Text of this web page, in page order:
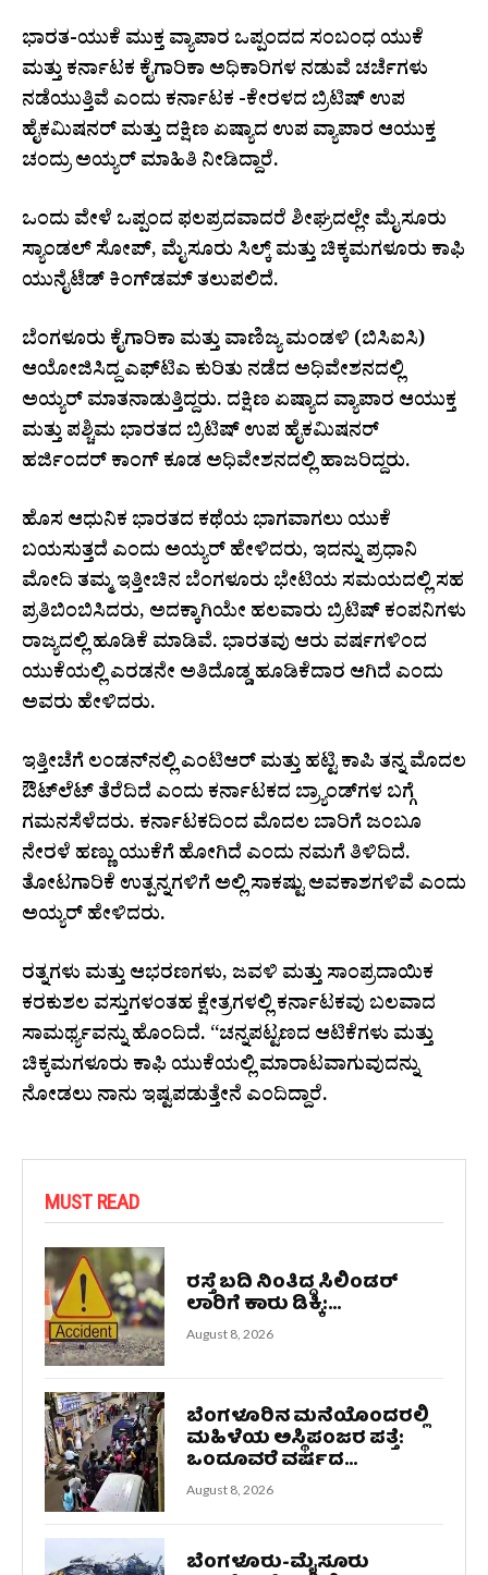
ಭಾರತ-ಯುಕೆ ಮುಕ್ತ ವ್ಯಾಪಾರ ಒಪ್ಪಂದದ ಸಂಬಂಧ ಯುಕೆ
ಮತ್ತು ಕರ್ನಾಟಕ ಕೈಗಾರಿಕಾ ಅಧಿಕಾರಿಗಳ ನಡುವೆ ಚರ್ಚೆಗಳು
ನಡೆಯುತ್ತಿವೆ ಎಂದು ಕರ್ನಾಟಕ -ಕೇರಳದ ಬ್ರಿಟಿಷ್ ಉಪ
ಹೈಕಮಿಷನರ್ ಮತ್ತು ದಕ್ಷಿಣ ಏಷ್ಯಾದ ಉಪ ವ್ಯಾಪಾರ ಆಯುಕ್ತ
ಚಂದ್ರು ಅಯ್ಯರ್ ಮಾಹಿತಿ ನೀಡಿದ್ದಾರೆ.
ಒಂದು ವೇಳೆ ಒಪ್ಪಂದ ಫಲಪ್ರದವಾದರೆ ಶೀಘ್ರದಲ್ಲೇ ಮೈಸೂರು
ಸ್ಯಾಂಡಲ್ ಸೋಪ್, ಮೈಸೂರು ಸಿಲ್ಕ್ ಮತ್ತು ಚಿಕ್ಕಮಗಳೂರು ಕಾಫಿ
ಯುನೈಟೆಡ್ ಕಿಂಗ್‌ಡಮ್ ತಲುಪಲಿದೆ.
ಬೆಂಗಳೂರು ಕೈಗಾರಿಕಾ ಮತ್ತು ವಾಣಿಜ್ಯ ಮಂಡಳಿ (ಬಿಸಿಐಸಿ)
ಆಯೋಜಿಸಿದ್ದ ಎಫ್‌ಟಿಎ ಕುರಿತು ನಡೆದ ಅಧಿವೇಶನದಲ್ಲಿ
ಅಯ್ಯರ್ ಮಾತನಾಡುತ್ತಿದ್ದರು. ದಕ್ಷಿಣ ಏಷ್ಯಾದ ವ್ಯಾಪಾರ ಆಯುಕ್ತ
ಮತ್ತು ಪಶ್ಚಿಮ ಭಾರತದ ಬ್ರಿಟಿಷ್ ಉಪ ಹೈಕಮಿಷನರ್
ಹರ್ಜಿಂದರ್ ಕಾಂಗ್ ಕೂಡ ಅಧಿವೇಶನದಲ್ಲಿ ಹಾಜರಿದ್ದರು.
ಹೊಸ ಆಧುನಿಕ ಭಾರತದ ಕಥೆಯ ಭಾಗವಾಗಲು ಯುಕೆ
ಬಯಸುತ್ತದೆ ಎಂದು ಅಯ್ಯರ್ ಹೇಳಿದರು, ಇದನ್ನು ಪ್ರಧಾನಿ
ಮೋದಿ ತಮ್ಮ ಇತ್ತೀಚಿನ ಬೆಂಗಳೂರು ಭೇಟಿಯ ಸಮಯದಲ್ಲಿ ಸಹ
ಪ್ರತಿಬಿಂಬಿಸಿದರು, ಅದಕ್ಕಾಗಿಯೇ ಹಲವಾರು ಬ್ರಿಟಿಷ್ ಕಂಪನಿಗಳು
ರಾಜ್ಯದಲ್ಲಿ ಹೂಡಿಕೆ ಮಾಡಿವೆ. ಭಾರತವು ಆರು ವರ್ಷಗಳಿಂದ
ಯುಕೆಯಲ್ಲಿ ಎರಡನೇ ಅತಿದೊಡ್ಡ ಹೂಡಿಕೆದಾರ ಆಗಿದೆ ಎಂದು
ಅವರು ಹೇಳಿದರು.
ಇತ್ತೀಚೆಗೆ ಲಂಡನ್‌ನಲ್ಲಿ ಎಂಟಿಆರ್ ಮತ್ತು ಹಟ್ಟಿ ಕಾಪಿ ತನ್ನ ಮೊದಲ
ಔಟ್‌ಲೆಟ್ ತೆರೆದಿದೆ ಎಂದು ಕರ್ನಾಟಕದ ಬ್ರ್ಯಾಂಡ್‌ಗಳ ಬಗ್ಗೆ
ಗಮನಸೆಳೆದರು. ಕರ್ನಾಟಕದಿಂದ ಮೊದಲ ಬಾರಿಗೆ ಜಂಬೂ
ನೇರಳೆ ಹಣ್ಣು ಯುಕೆಗೆ ಹೋಗಿದೆ ಎಂದು ನಮಗೆ ತಿಳಿದಿದೆ.
ತೋಟಗಾರಿಕೆ ಉತ್ಪನ್ನಗಳಿಗೆ ಅಲ್ಲಿ ಸಾಕಷ್ಟು ಅವಕಾಶಗಳಿವೆ ಎಂದು
ಅಯ್ಯರ್ ಹೇಳಿದರು.
ರತ್ನಗಳು ಮತ್ತು ಆಭರಣಗಳು, ಜವಳಿ ಮತ್ತು ಸಾಂಪ್ರದಾಯಿಕ
ಕರಕುಶಲ ವಸ್ತುಗಳಂತಹ ಕ್ಷೇತ್ರಗಳಲ್ಲಿ ಕರ್ನಾಟಕವು ಬಲವಾದ
ಸಾಮರ್ಥ್ಯವನ್ನು ಹೊಂದಿದೆ. “ಚನ್ನಪಟ್ಟಣದ ಆಟಿಕೆಗಳು ಮತ್ತು
ಚಿಕ್ಕಮಗಳೂರು ಕಾಫಿ ಯುಕೆಯಲ್ಲಿ ಮಾರಾಟವಾಗುವುದನ್ನು
ನೋಡಲು ನಾನು ಇಷ್ಟಪಡುತ್ತೇನೆ ಎಂದಿದ್ದಾರೆ.
MUST READ
ರಸ್ತೆ ಬದಿ ನಿಂತಿದ್ದ ಸಿಲಿಂಡರ್
ಲಾರಿಗೆ ಕಾರು ಡಿಕ್ಕಿ:...
August 8, 2026
ಬೆಂಗಳೂರಿನ ಮನೆಯೊಂದರಲ್ಲಿ
ಮಹಿಳೆಯ ಅಸ್ಥಿಪಂಜರ ಪತ್ತೆ:
ಒಂದೂವರೆ ವರ್ಷದ...
August 8, 2026
ಬೆಂಗಳೂರು-ಮೈಸೂರು